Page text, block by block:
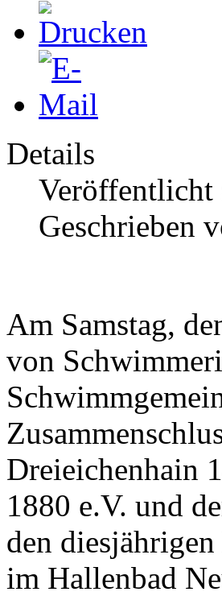
Details
Veröffentlicht
Geschrieben
Am Samstag,
von
Dreieichenhain
1880 e.V. und
den
im Hallenbad